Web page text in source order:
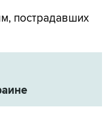
пострадавших